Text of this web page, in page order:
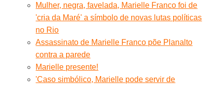
Mulher, negra, favelada, Marielle Franco foi de
'cria da Maré' a símbolo de novas lutas políticas
no Rio
Assassinato de Marielle Franco põe Planalto
contra a parede
Marielle presente!
'Caso simbólico, Marielle pode servir de